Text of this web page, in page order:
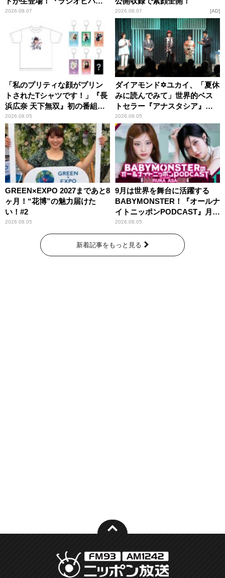
ー昼ズ』
2026.08.07 2026.08.07 AD
「私のプリティな顔がプリン
トされたTシャツです！」『長
浜広奈 天下無双』初の番組グ
ッズ発売
2026.08.05
ダイアモンド✡ユカイ、「夏休
みに読んでみて」世界的ベス
トセラー『アナスタシア』を
紹介
2026.08.05
GREEN×EXPO 2027まであと8
ヶ月！“花博”の魅力届けた
い！#2
2026.08.05
9月は世界を舞台に活躍する
BABYMONSTER！『オールナ
イトニッポンPODCAST』月替
わりパーソナリティ
2026.08.05
新着記事をもっと見る